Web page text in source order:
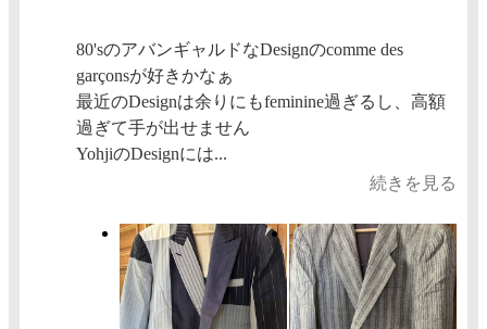
80'sのアバンギャルドなDesignのcomme des
garçonsが好きかなぁ
最近のDesignは余りにもfeminine過ぎるし、高額
過ぎて手が出せません
YohjiのDesignには...
続きを見る